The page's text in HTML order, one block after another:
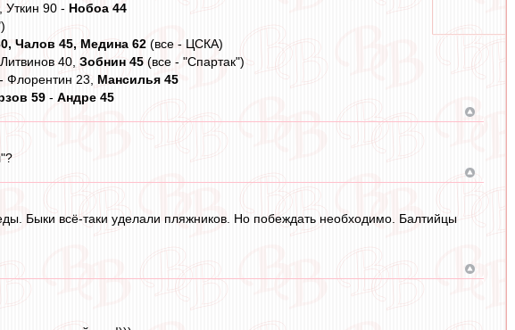
Уткин 90 - Нобоа 44
Чалов 45, Медина 62 (все - ЦСКА)
40, Зобнин 45 (все - "Спартак")
- Флорентин 23, Мансилья 45
59 - Андре 45
Быки всё-таки уделали пляжников. Но побеждать необходимо. Балтийцы